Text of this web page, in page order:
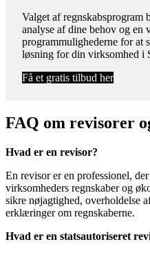
Valget af regnskabsprogram
analyse af dine behov og en
programmulighederne for at
løsning for din virksomhed i
Få et gratis tilbud her
FAQ om revisorer
Hvad er en revisor?
En revisor er en professionel,
virksomheders regnskaber og
sikre nøjagtighed, overholdelse
erklæringer om regnskaberne.
Hvad er en statsautoriseret